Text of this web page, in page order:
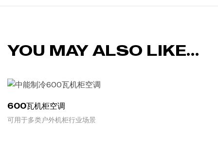
YOU MAY ALSO LIKE…
600瓦机柜空调
可用于多类户外机柜行业场景